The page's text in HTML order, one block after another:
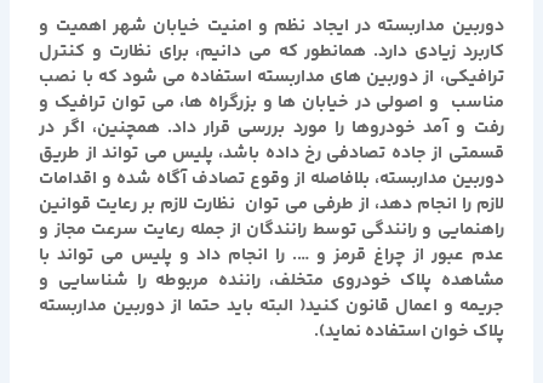
دوربین مداربسته در ایجاد نظم و امنیت خیابان شهر اهمیت و
کاربرد زیادی دارد. همانطور که می دانیم، برای نظارت و کنترل
ترافیکی، از دوربین های مداربسته استفاده می شود که با نصب
مناسب و اصولی در خیابان ها و بزرگراه ها، می توان ترافیک و
رفت و آمد خودروها را مورد بررسی قرار داد. همچنین، اگر در
قسمتی از جاده تصادفی رخ داده باشد، پلیس می تواند از طریق
دوربین مداربسته، بلافاصله از وقوع تصادف آگاه شده و اقدامات
لازم را انجام دهد، از طرفی می توان نظارت لازم بر رعایت قوانین
راهنمایی و رانندگی توسط رانندگان از جمله رعایت سرعت مجاز و
عدم عبور از چراغ قرمز و …. را انجام داد و پلیس می تواند با
مشاهده پلاک خودروی متخلف، راننده مربوطه را شناسایی و
جریمه و اعمال قانون کنید( البته باید حتما از دوربین مداربسته
پلاک خوان استفاده نماید).